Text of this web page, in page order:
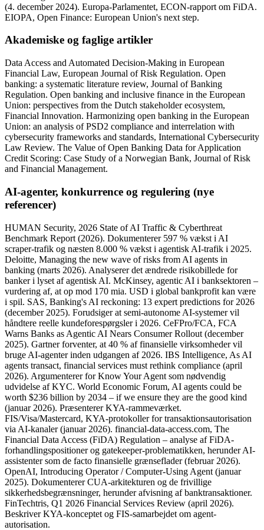
(4. december 2024). Europa-Parlamentet, ECON-rapport om FiDA.
EIOPA, Open Finance: European Union's next step.
Akademiske og faglige artikler
Data Access and Automated Decision-Making in European
Financial Law, European Journal of Risk Regulation. Open
banking: a systematic literature review, Journal of Banking
Regulation. Open banking and inclusive finance in the European
Union: perspectives from the Dutch stakeholder ecosystem,
Financial Innovation. Harmonizing open banking in the European
Union: an analysis of PSD2 compliance and interrelation with
cybersecurity frameworks and standards, International Cybersecurity
Law Review. The Value of Open Banking Data for Application
Credit Scoring: Case Study of a Norwegian Bank, Journal of Risk
and Financial Management.
AI-agenter, konkurrence og regulering (nye
referencer)
HUMAN Security, 2026 State of AI Traffic & Cyberthreat
Benchmark Report (2026). Dokumenterer 597 % vækst i AI
scraper-trafik og næsten 8.000 % vækst i agentisk AI-trafik i 2025.
Deloitte, Managing the new wave of risks from AI agents in
banking (marts 2026). Analyserer det ændrede risikobillede for
banker i lyset af agentisk AI. McKinsey, agentic AI i banksektoren –
vurdering af, at op mod 170 mia. USD i global bankprofit kan være
i spil. SAS, Banking's AI reckoning: 13 expert predictions for 2026
(december 2025). Forudsiger at semi-autonome AI-systemer vil
håndtere reelle kundeforespørgsler i 2026. CeFPro/FCA, FCA
Warns Banks as Agentic AI Nears Consumer Rollout (december
2025). Gartner forventer, at 40 % af finansielle virksomheder vil
bruge AI-agenter inden udgangen af 2026. IBS Intelligence, As AI
agents transact, financial services must rethink compliance (april
2026). Argumenterer for Know Your Agent som nødvendig
udvidelse af KYC. World Economic Forum, AI agents could be
worth $236 billion by 2034 – if we ensure they are the good kind
(januar 2026). Præsenterer KYA-rammeværket.
FIS/Visa/Mastercard, KYA-protokoller for transaktionsautorisation
via AI-kanaler (januar 2026). financial-data-access.com, The
Financial Data Access (FiDA) Regulation – analyse af FiDA-
forhandlingspositioner og gatekeeper-problematikken, herunder AI-
assistenter som de facto finansielle grænseflader (februar 2026).
OpenAI, Introducing Operator / Computer-Using Agent (januar
2025). Dokumenterer CUA-arkitekturen og de frivillige
sikkerhedsbegrænsninger, herunder afvisning af banktransaktioner.
FinTechtris, Q1 2026 Financial Services Review (april 2026).
Beskriver KYA-konceptet og FIS-samarbejdet om agent-
autorisation.